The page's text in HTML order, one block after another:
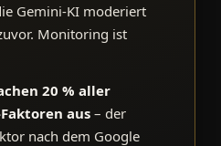
Gemini-KI moderiert
Monitoring ist
20 % aller
aus – der
nach dem Google